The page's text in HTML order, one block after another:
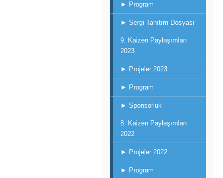
► Program
► Sergi Tanıtım Dosyası
9. Kaizen Paylaşımları
2023
► Projeler 2023
► Program
► Sponsorluk
8. Kaizen Paylaşımları
2022
► Projeler 2022
► Program